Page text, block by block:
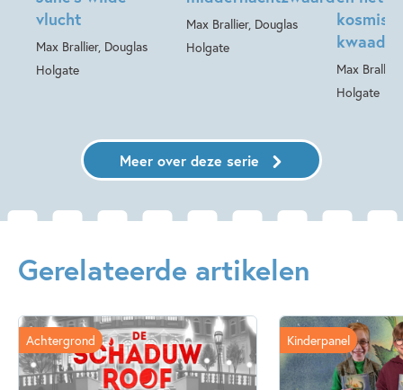
vlucht
Max Brallier, Douglas
Holgate
Max Brallier, Douglas
Holgate
kwaad
Max
Holgate
Meer over deze serie
Gerelateerde artikelen
Achtergrond Kinderpanel